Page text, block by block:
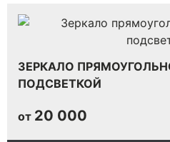
ЗЕРКАЛО
ПОДСВЕТКОЙ
от 20 000